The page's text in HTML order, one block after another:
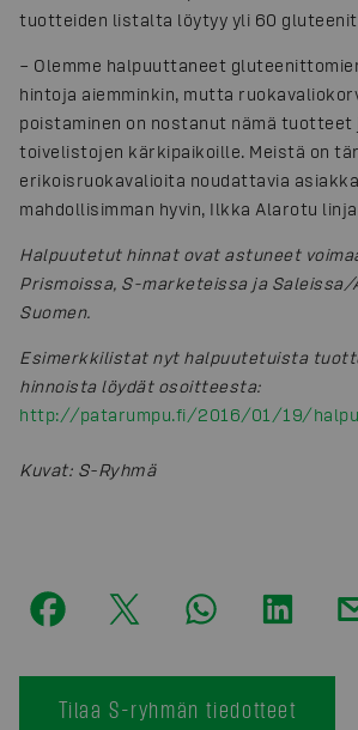
tuotteiden listalta löytyy yli 60
­– Olemme halpuuttaneet
hintoja aiemminkin, mutta
poistaminen on nostanut nämä tuotteet
toivelistojen kärkipaikoille. Meistä on
erikoisruokavalioita noudattavia
mahdollisimman hyvin, Ilkka Alarotu
Halpuutetut hinnat ovat astuneet
Prismoissa, S-marketeissa ja Saleissa/
Suomen.
Esimerkkilistat nyt halpuutetuista
hinnoista löydät osoitteesta:
http://patarumpu.fi/2016/01/19/
Kuvat: S-Ryhmä
Tilaa S-ryhmän tiedotteet